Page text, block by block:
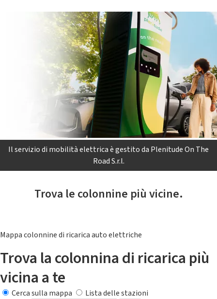
Il servizio di mobilità elettrica è gestito da Plenitude On The
Road S.r.l.
Trova le colonnine più vicine.
Mappa colonnine di ricarica auto elettriche
Trova la colonnina di ricarica più
vicina a te
Cerca sulla mappa
Lista delle stazioni